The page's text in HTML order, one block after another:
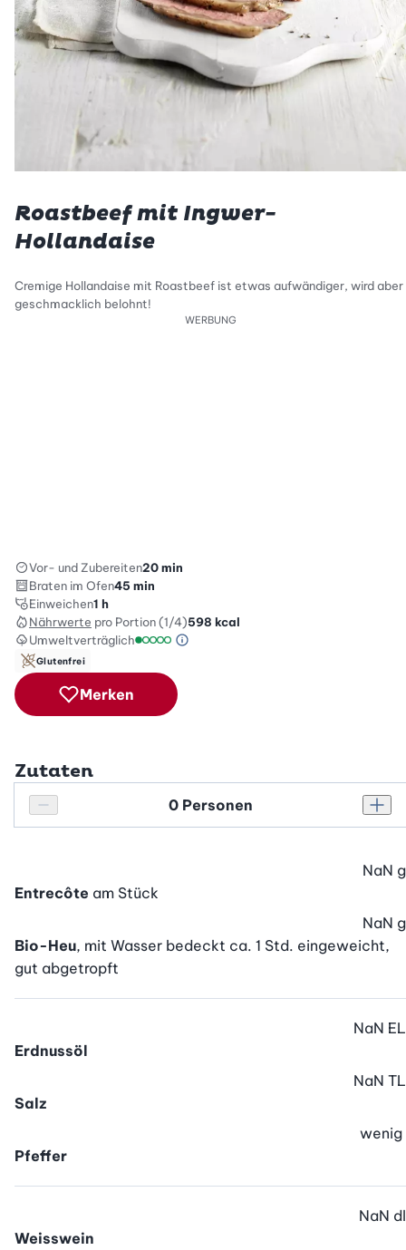
Roastbeef mit Ingwer-
Hollandaise
Cremige Hollandaise mit Roastbeef ist etwas aufwändiger, wird aber
geschmacklich belohnt!
WERBUNG
Vor- und Zubereiten20 min
Braten im Ofen45 min
Einweichen1 h
Nährwerte pro Portion (1/4)598 kcal
Umweltverträglich
Green Betty Skala Info
Glutenfrei
Merken
Zutaten
Personenanzahl verringern
Personenanzahl
Entrecôte am Stück
NaN g
Bio-Heu, mit Wasser bedeckt ca. 1 Std. eingeweicht,
gut abgetropft
NaN g
Erdnussöl
NaN EL
Salz
NaN TL
Pfeffer
wenig
Weisswein
NaN dl